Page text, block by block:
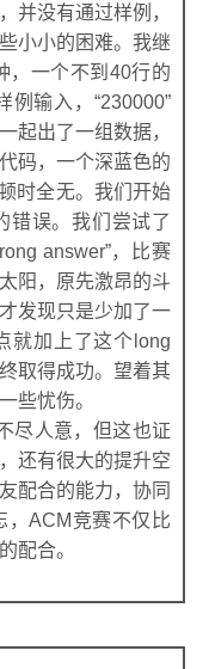
并没有通过样例，
小小的困难。我继
，一个不到40行的
输入，“230000”
出了一组数据，
码，一个深蓝色的
时全无。我们开始
错误。我们尝试了
answer”，比赛
阳，原先激昂的斗
发现只是少加了一
就加上了这个long
取得成功。望着其
些忧伤。
尽人意，但这也证
还有很大的提升空
配合的能力，协同
，ACM竞赛不仅比
配合。